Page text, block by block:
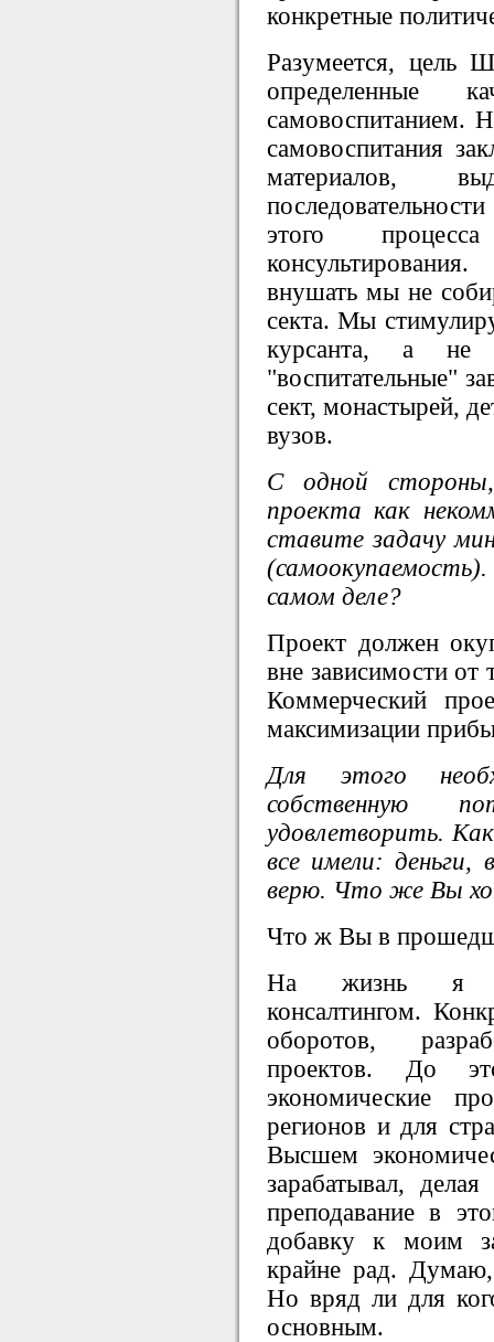
конкретные
Разумеется, цель
определенные
самовоспитанием.
самовоспитания
материалов,
этого
внушать мы не
секта. Мы
курсанта, а не
"воспитательные"
сект, монастырей,
вузов.
С одной
проекта как
ставите задачу
самом деле?
Проект должен
вне зависимости от
Коммерческий
максимизации
Для этого
собственную
удовлетворить.
все имели: деньги,
верю. Что же Вы
Что ж Вы в
На жизнь я
консалтингом.
оборотов,
проектов. До
экономические
регионов и для
Высшем
зарабатывал,
преподавание в
добавку к моим
крайне рад. Думаю,
Но вряд ли для
основным.